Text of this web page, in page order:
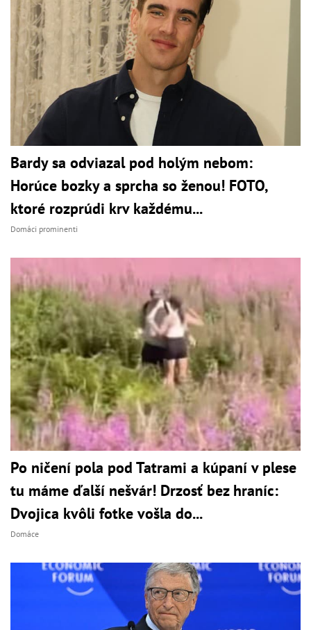
Bardy sa odviazal pod holým nebom:
Horúce bozky a sprcha so ženou! FOTO,
ktoré rozprúdi krv každému...
Domáci prominenti
Po ničení pola pod Tatrami a kúpaní v plese
tu máme ďalší nešvár! Drzosť bez hraníc:
Dvojica kvôli fotke vošla do...
Domáce